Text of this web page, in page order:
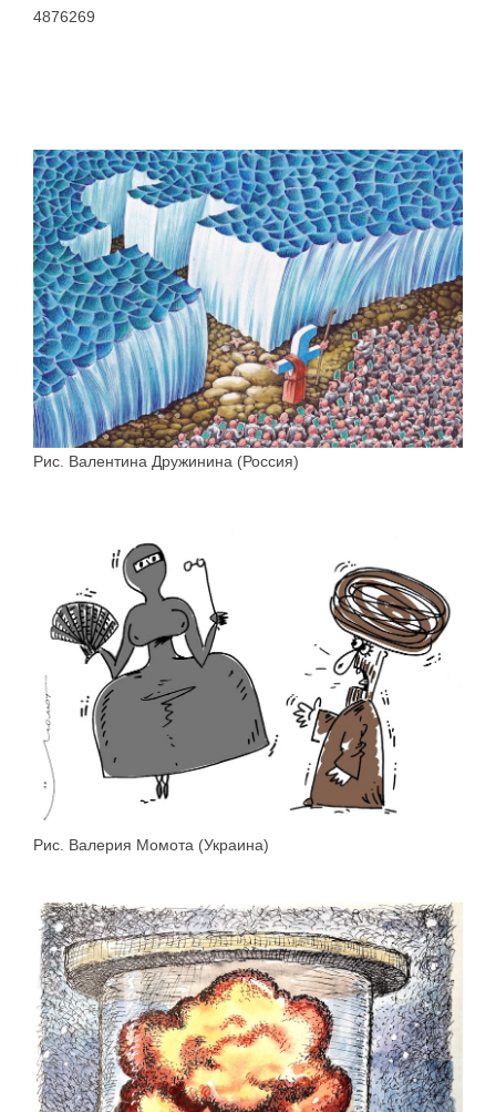
4876269
Рис. Валентина Дружинина (Россия)
Рис. Валерия Момота (Украина)